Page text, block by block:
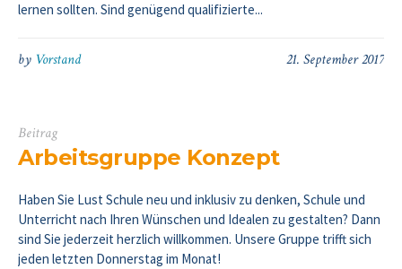
lernen sollten. Sind genügend qualifizierte...
21. September 2017
by Vorstand
Beitrag
Arbeitsgruppe Konzept
Haben Sie Lust Schule neu und inklusiv zu denken, Schule und
Unterricht nach Ihren Wünschen und Idealen zu gestalten? Dann
sind Sie jederzeit herzlich willkommen. Unsere Gruppe trifft sich
jeden letzten Donnerstag im Monat!